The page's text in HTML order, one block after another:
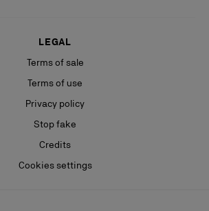
LEGAL
Terms of sale
Terms of use
Privacy policy
Stop fake
Credits
Cookies settings